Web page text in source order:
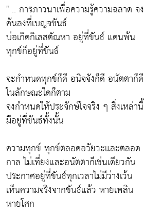
" .. การภาวนาเพื่อความรู้ความฉลาด จง
ค้นลงที่เบญจขันธ์
บ่อเกิดกิเลสตัณหา อยู่ที่ขันธ์ แดนพ้น
ทุกข์ก็อยู่ที่ขันธ์
จะกำหนดทุกข์ก็ดี อนิจจังก็ดี อนัตตาก็ดี
ในลักษณะใดก็ตาม
จงกำหนดให้ประจักษ์ใจจริง ๆ สิ่งเหล่านี้
มีอยู่ที่ขันธ์ทั้งนั้น
ความทุกข์ ทุกข์ตลอดอวัยวะและตลอด
กาล ไม่เที่ยงและอนัตตาก็เช่นเดียวกัน
ประกาศอยู่ที่ขันธ์ทุกเวลาไม่มีว่างเว้น
เห็นความจริงจากขันธ์แล้ว หายเพลิน
หายโศก